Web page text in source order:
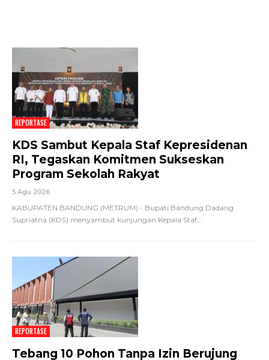
REPORTASE
KDS Sambut Kepala Staf Kepresidenan
RI, Tegaskan Komitmen Sukseskan
Program Sekolah Rakyat
5 Agu 2026
KABUPATEN BANDUNG (METRUM) - Bupati Bandung Dadang
Supriatna (KDS) menyambut kunjungan Kepala Staf
REPORTASE
Tebang 10 Pohon Tanpa Izin Berujung